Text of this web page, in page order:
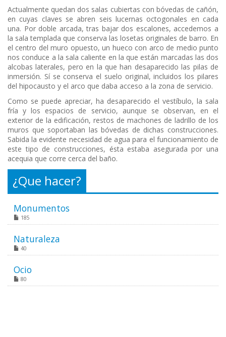
Actualmente quedan dos salas cubiertas con bóvedas de cañón,
en cuyas claves se abren seis lucernas octogonales en cada
una. Por doble arcada, tras bajar dos escalones, accedemos a
la sala templada que conserva las losetas originales de barro. En
el centro del muro opuesto, un hueco con arco de medio punto
nos conduce a la sala caliente en la que están marcadas las dos
alcobas laterales, pero en la que han desaparecido las pilas de
inmersión. Sí se conserva el suelo original, incluidos los pilares
del hipocausto y el arco que daba acceso a la zona de servicio.
Como se puede apreciar, ha desaparecido el vestíbulo, la sala
fría y los espacios de servicio, aunque se observan, en el
exterior de la edificación, restos de machones de ladrillo de los
muros que soportaban las bóvedas de dichas construcciones.
Sabida la evidente necesidad de agua para el funcionamiento de
este tipo de construcciones, ésta estaba asegurada por una
acequia que corre cerca del baño.
¿Que hacer?
Monumentos
185
Naturaleza
40
Ocio
80